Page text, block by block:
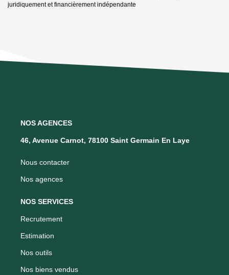
juridiquement et financièrement indépendante
NOS AGENCES
46, Avenue Carnot, 78100 Saint Germain En Laye
Nous contacter
Nos agences
NOS SERVICES
Recrutement
Estimation
Nos outils
Nos biens vendus